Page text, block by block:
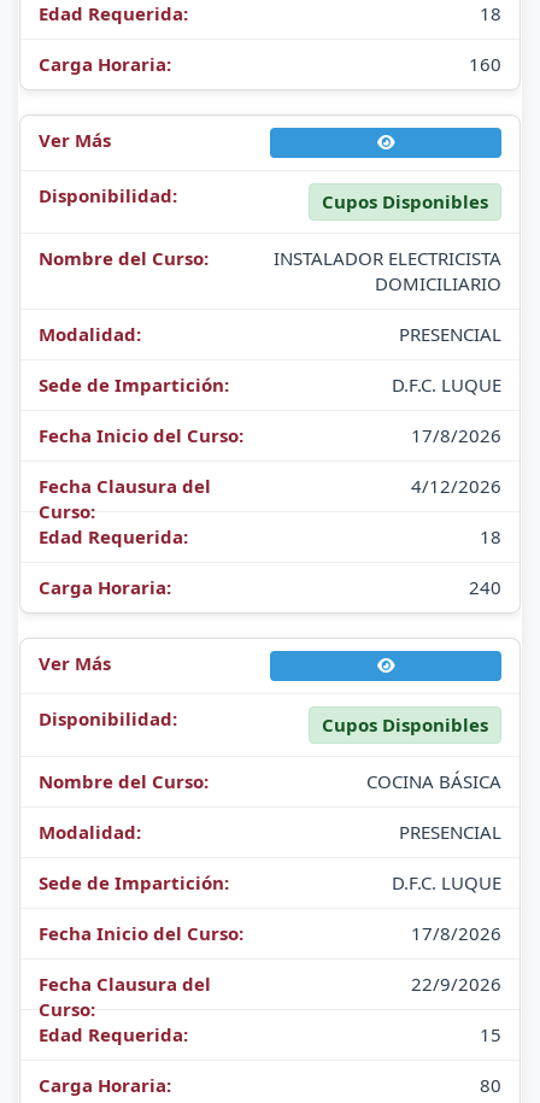
18
160
Cupos Disponibles
INSTALADOR ELECTRICISTA
DOMICILIARIO
PRESENCIAL
D.F.C. LUQUE
17/8/2026
4/12/2026
18
240
Cupos Disponibles
COCINA BÁSICA
PRESENCIAL
D.F.C. LUQUE
17/8/2026
22/9/2026
15
80